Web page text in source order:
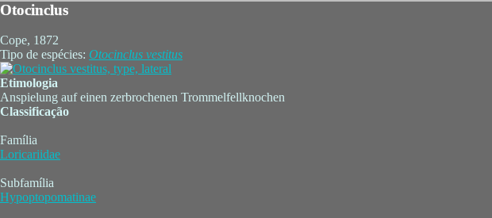
Otocinclus
Cope, 1872
Tipo de espécies: Otocinclus vestitus
Etimologia
Anspielung auf einen zerbrochenen Trommelfellknochen
Classificação
Família
Loricariidae
Subfamília
Hypoptopomatinae